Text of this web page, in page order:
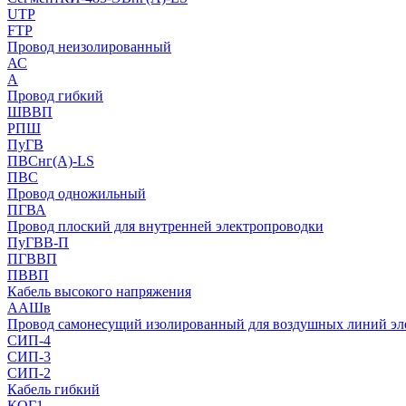
UTP
FTP
Провод неизолированный
АС
А
Провод гибкий
ШВВП
РПШ
ПуГВ
ПВСнг(А)-LS
ПВС
Провод одножильный
ПГВА
Провод плоский для внутренней электропроводки
ПуГВВ-П
ПГВВП
ПВВП
Кабель высокого напряжения
ААШв
Провод самонесущий изолированный для воздушных линий
СИП-4
СИП-3
СИП-2
Кабель гибкий